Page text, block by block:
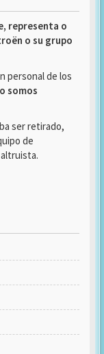
representa o
o su grupo
personal de los
somos
ser retirado,
de